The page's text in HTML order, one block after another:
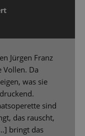
Jürgen Franz
Vollen. Da
was sie
sind
das rauscht,
bringt das